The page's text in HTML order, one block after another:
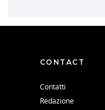
CONTACT
Contatti
Redazione